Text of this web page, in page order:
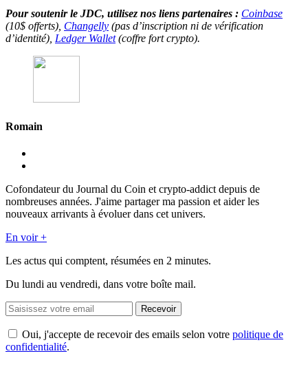
Pour soutenir le JDC, utilisez nos liens partenaires : Coinbase
(10$ offerts), Changelly (pas d’inscription ni de vérification
d’identité), Ledger Wallet(coffre fort crypto).
Romain
Cofondateur du Journal du Coin et crypto-addict depuis de
nombreuses années. J'aime partager ma passion et aider les
nouveaux arrivants à évoluer dans cet univers.
En voir +
Les actus qui comptent, résumées en 2 minutes.
Du lundi au vendredi, dans votre boîte mail.
Recevoir
Oui, j'accepte de recevoir des emails selon votre politique de
confidentialité.